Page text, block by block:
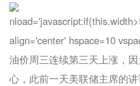
nload='javas
align='center' hspace=10
油价周三连续第三天上涨，
心，此前一天美联储主席的